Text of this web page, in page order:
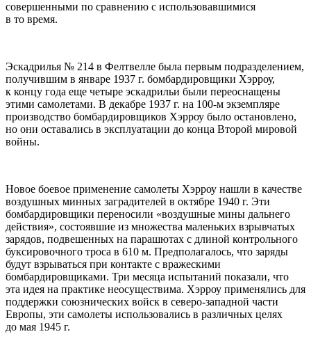
совершенными по сравнению с использовавшимися
в то время.
Эскадрилья № 214 в Фелтвелле была первым подразделением,
получившим в январе 1937 г. бомбардировщики Хэрроу,
к концу года еще четыре эскадрильи были переоснащены
этими самолетами. В декабре 1937 г. на 100-м экземпляре
производство бомбардировщиков Хэрроу было остановлено,
но они оставались в эксплуатации до конца Второй мировой
войны.
Новое боевое применение самолеты Хэрроу нашли в качестве
воздушных минных заградителей в октябре 1940 г. Эти
бомбардировщики переносили «воздушные мины дальнего
действия», состоявшие из множества маленьких взрывчатых
зарядов, подвешенных на парашютах с длиной контрольного
буксировочного троса в 610 м. Предполагалось, что заряды
будут взрываться при контакте с вражескими
бомбардировщиками. Три месяца испытаний показали, что
эта идея на практике неосуществима. Хэрроу применялись для
поддержки союзнических войск в северо-западной части
Европы, эти самолеты использовались в различных целях
до мая 1945 г.